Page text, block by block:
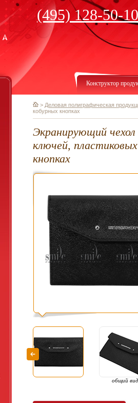
(495) 128-50-10
Конструктор
> Деловая полиграфическая
кобурных кнопках
Экранирующий
ключей,
кнопках
общий вид